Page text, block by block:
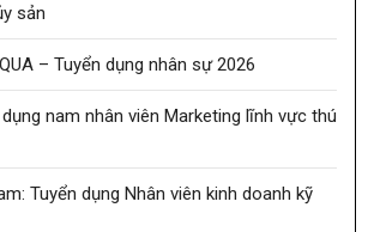
sản
– Tuyển dụng nhân sự 2026
nam nhân viên Marketing lĩnh vực thú
Tuyển dụng Nhân viên kinh doanh kỹ